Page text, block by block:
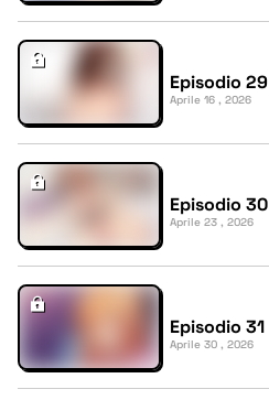
Episodio 29
Aprile 16 , 2026
Episodio 30
Aprile 23 , 2026
Episodio 31
Aprile 30 , 2026